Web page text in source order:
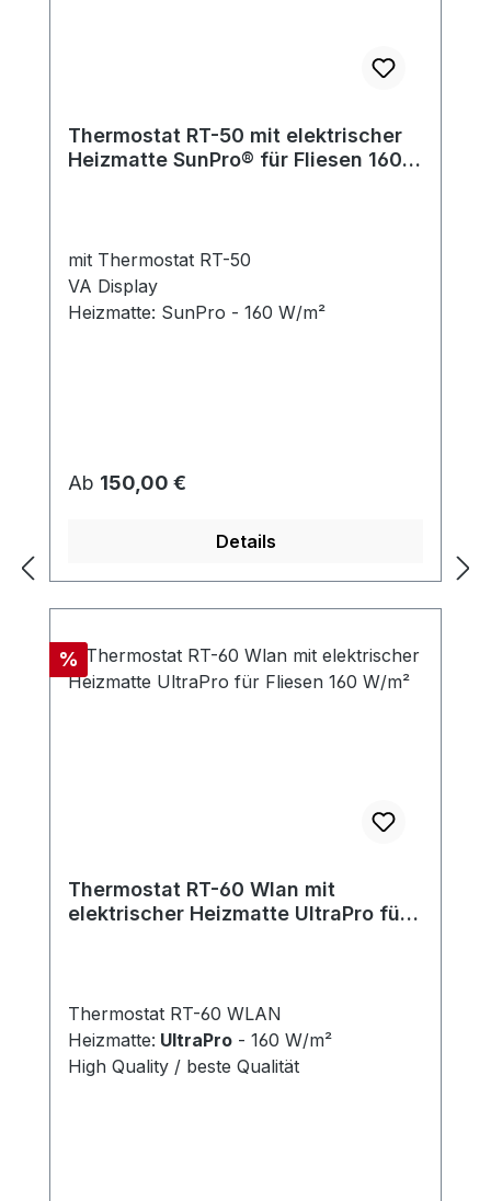
Thermostat RT-50 mit elektrischer
Heizmatte SunPro® für Fliesen 160
mit Thermostat RT-50
VA Display
Heizmatte: SunPro - 160 W/m²
Regulärer Preis:
Ab 150,00 €
Details
Rabatt
%
Thermostat RT-60 Wlan mit
elektrischer Heizmatte UltraPro für
Thermostat RT-60 WLAN
Heizmatte: UltraPro - 160 W/m²
High Quality / beste Qualität